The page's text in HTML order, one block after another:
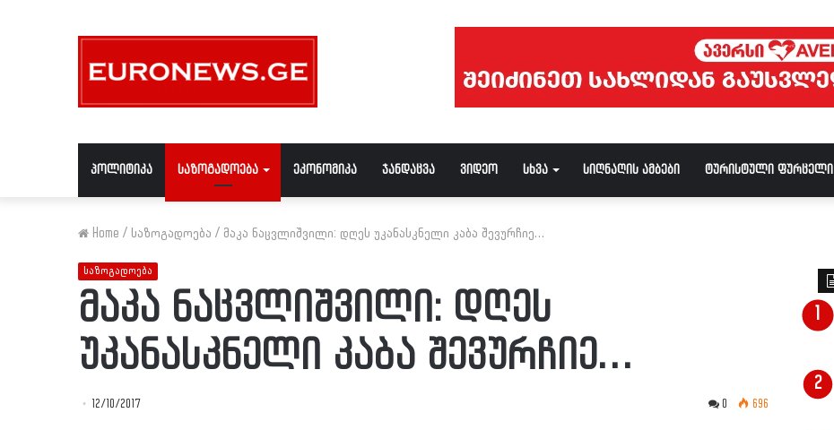
პოლიტიკა საზოგადოება ეკონომიკა ჯანდაცვა ვიდეო სხვა სიღნაღის ამბები ტურისტული ფურცელი
Home / საზოგადოება / მაკა ნაცვლიშვილი: დღეს უკანასკნელი კაბა შევურჩიე…
საზოგადოება
მაკა ნაცვლიშვილი: დღეს
უკანასკნელი კაბა შევურჩიე…
12/10/2017 0 696